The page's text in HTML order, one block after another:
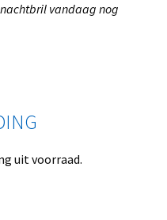
vandaag nog
uit voorraad.